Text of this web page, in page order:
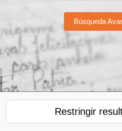
Búsqueda
Restringir